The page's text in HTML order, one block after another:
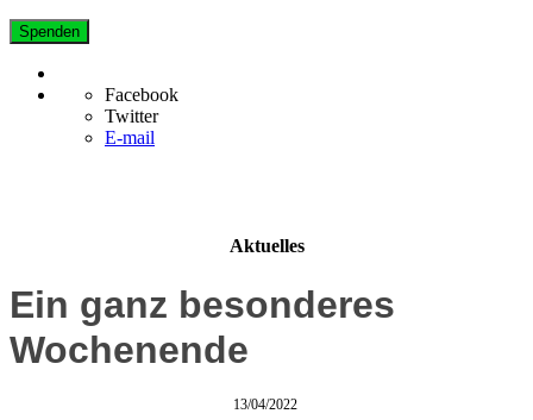
Spenden
Facebook
Twitter
E-mail
Aktuelles
Ein ganz besonderes
Wochenende
13/04/2022